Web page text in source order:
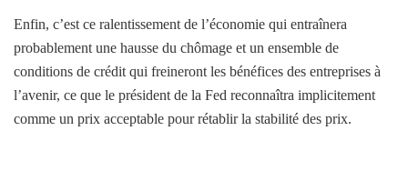
Enfin, c’est ce ralentissement de l’économie qui entraînera
probablement une hausse du chômage et un ensemble de
conditions de crédit qui freineront les bénéfices des entreprises à
l’avenir, ce que le président de la Fed reconnaîtra implicitement
comme un prix acceptable pour rétablir la stabilité des prix.